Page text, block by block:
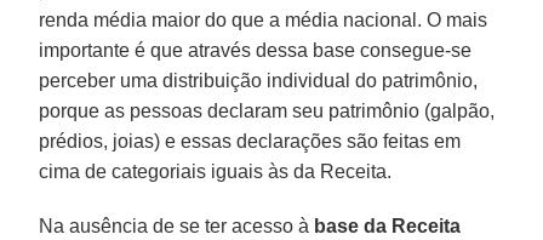
renda média maior do que a média nacional. O mais
importante é que através dessa base consegue-se
perceber uma distribuição individual do patrimônio,
porque as pessoas declaram seu patrimônio (galpão,
prédios, joias) e essas declarações são feitas em
cima de categoriais iguais às da Receita.
Na ausência de se ter acesso à base da Receita